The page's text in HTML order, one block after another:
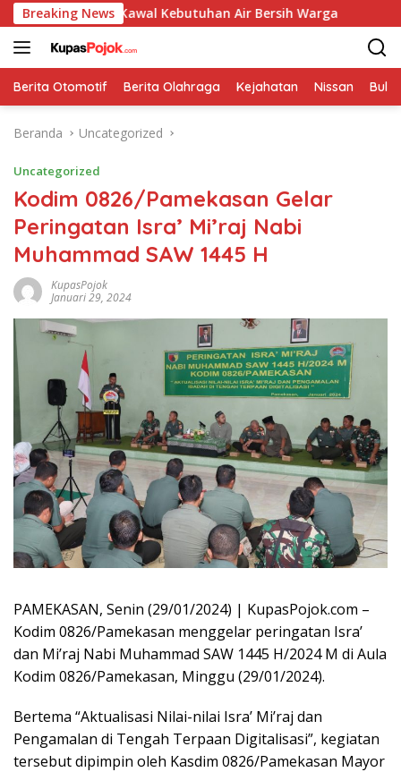
Langsung
ke
konten
Breaking News
Kawal Kebutuhan Air Bersih Warga Serka
Berita Otomotif Berita Olahraga Kejahatan Nissan
Beranda Uncategorized
Uncategorized
Kodim 0826/Pamekasan Gelar
Peringatan Isra’ Mi’raj Nabi
Muhammad SAW 1445 H
KupasPojok
Januari 29, 2024
PAMEKASAN, Senin (29/01/2024) | KupasPojok.com –
Kodim 0826/Pamekasan menggelar peringatan Isra’
dan Mi’raj Nabi Muhammad SAW 1445 H/2024 M di Aula
Kodim 0826/Pamekasan, Minggu (29/01/2024).
Bertema “Aktualisasi Nilai-nilai Isra’ Mi’raj dan
Pengamalan di Tengah Terpaan Digitalisasi”, kegiatan
tersebut dipimpin oleh Kasdim 0826/Pamekasan Mayor